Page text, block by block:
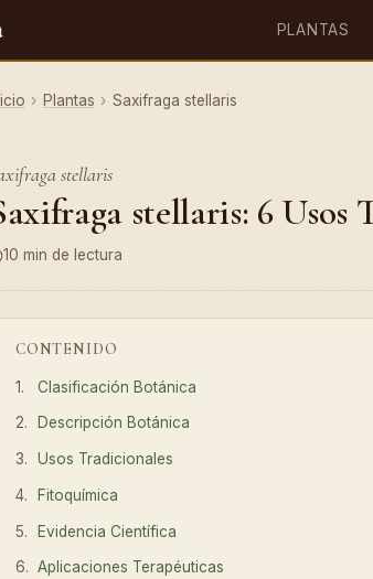
PLANTAS
› Plantas › Saxifraga stellaris
stellaris
stellaris: 6 Usos
10 min de lectura
CONTENIDO
Clasificación Botánica
Descripción Botánica
Usos Tradicionales
Fitoquímica
Evidencia Científica
Aplicaciones Terapéuticas